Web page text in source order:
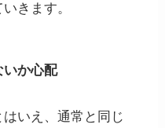
きます。
いか心配
いえ、通常と同じ